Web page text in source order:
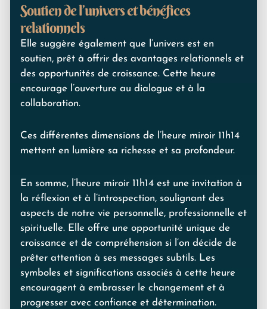
Soutien de l’univers et bénéfices
relationnels
Elle suggère également que l’univers est en
soutien, prêt à offrir des avantages relationnels et
des opportunités de croissance. Cette heure
encourage l’ouverture au dialogue et à la
collaboration.
Ces différentes dimensions de l’heure miroir 11h14
mettent en lumière sa richesse et sa profondeur.
En somme, l’heure miroir 11h14 est une invitation à
la réflexion et à l’introspection, soulignant des
aspects de notre vie personnelle, professionnelle et
spirituelle. Elle offre une opportunité unique de
croissance et de compréhension si l’on décide de
prêter attention à ses messages subtils. Les
symboles et significations associés à cette heure
encouragent à embrasser le changement et à
progresser avec confiance et détermination.